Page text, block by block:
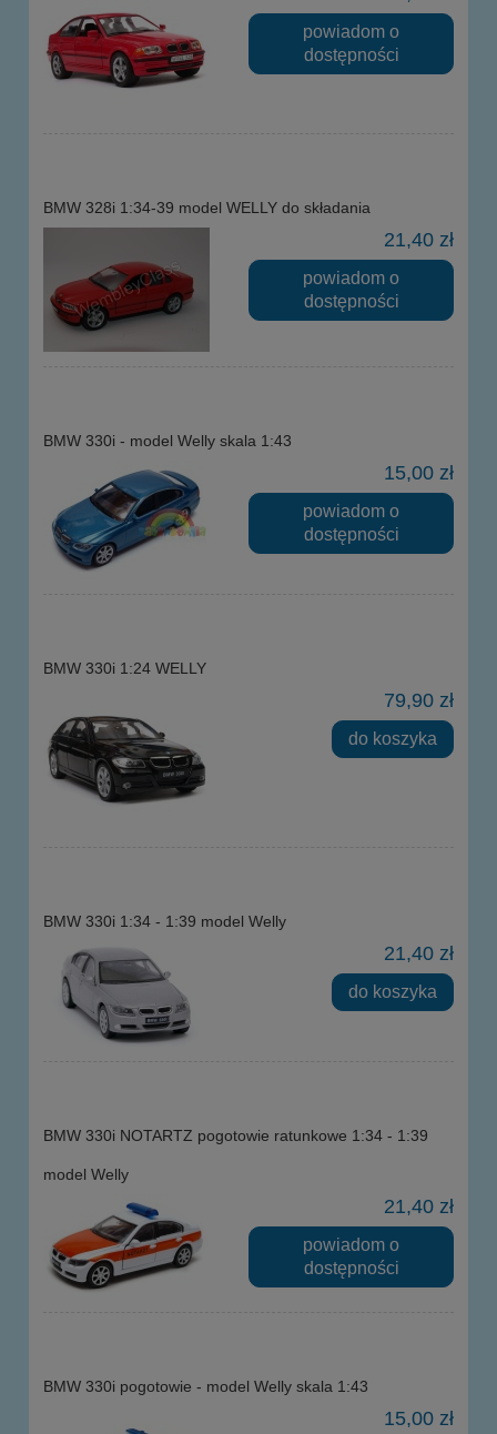
powiadom o
dostępności
BMW 328i 1:34-39 model WELLY do składania
21,40 zł
powiadom o
dostępności
BMW 330i - model Welly skala 1:43
15,00 zł
powiadom o
dostępności
BMW 330i 1:24 WELLY
79,90 zł
do koszyka
BMW 330i 1:34 - 1:39 model Welly
21,40 zł
do koszyka
BMW 330i NOTARTZ pogotowie ratunkowe 1:34 - 1:39
model Welly
21,40 zł
powiadom o
dostępności
BMW 330i pogotowie - model Welly skala 1:43
15,00 zł